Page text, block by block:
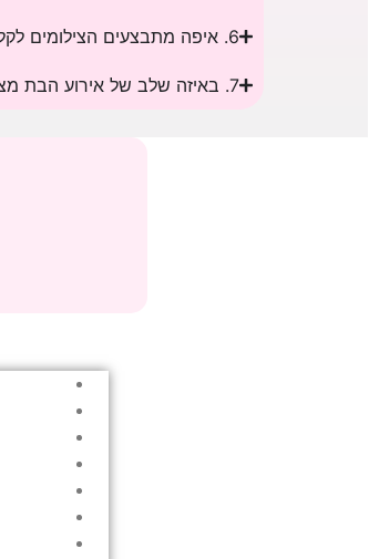
6. איפה מתבצעים הצילומים לקליפ?
7. באיזה שלב של אירוע הבת מצווה מקרינים את הקליפ?